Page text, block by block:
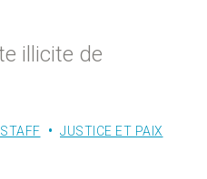
illicite de
JUSTICE ET PAIX